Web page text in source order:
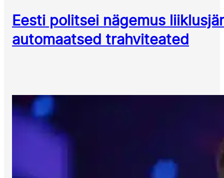
Eesti politsei nägemus
automaatsed trahviteated